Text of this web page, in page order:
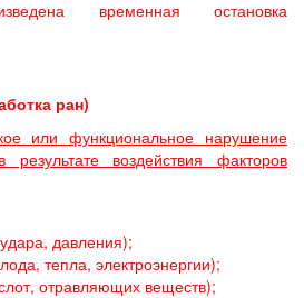
временная остановка
ран)
или функциональное нарушение
воздействия факторов
давления);
тепла, электроэнергии);
отравляющих веществ);